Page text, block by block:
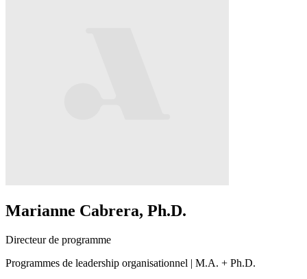
Marianne Cabrera, Ph.D.
Directeur de programme
Programmes de leadership organisationnel | M.A. + Ph.D.